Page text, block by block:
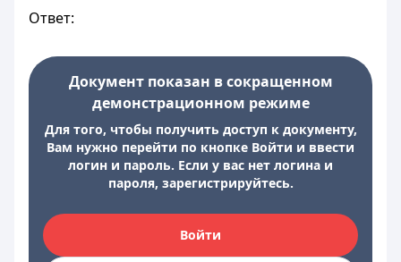
Ответ:
Документ показан в сокращенном
демонстрационном режиме
Для того, чтобы получить доступ к документу,
Вам нужно перейти по кнопке Войти и ввести
логин и пароль. Если у вас нет логина и
пароля, зарегистрируйтесь.
Войти